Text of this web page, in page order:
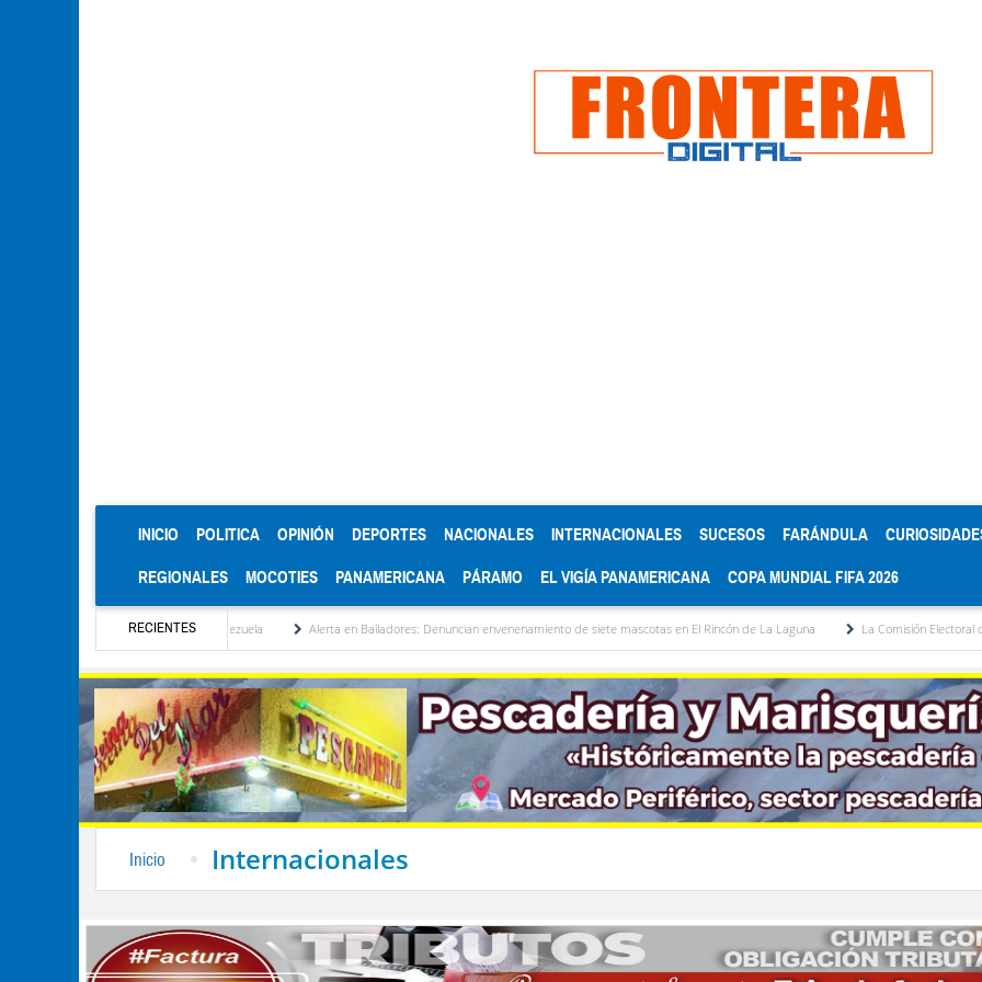
INICIO (CURRENT)
POLITICA OPINIÓN DEPORTES NACIONALES INTERNACIONALES SUCESOS FARÁNDULA
REGIONALES MOCOTIES PANAMERICANA PÁRAMO EL VIGÍA PANAMERICANA COPA MUNDIAL FIFA 2026
RECIENTES
de Venezuela Alerta en Bailadores: Denuncian envenenamiento de siete mascotas en El Rincón de La Laguna La Comisión Electoral del Colegio de
Inicio Internacionales